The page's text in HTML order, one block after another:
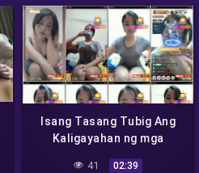
Isang Tasang Tubig Ang
Kaligayahan ng mga
Matanglawin
41 02:39